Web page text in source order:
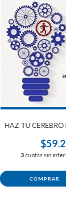
HAZ TU
3cuotas sin